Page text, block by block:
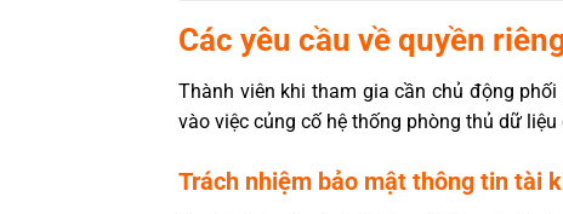
Các yêu cầu về quyền
Thành viên khi tham gia cần chủ động
vào việc củng cố hệ thống phòng thủ dữ
Trách nhiệm bảo mật thông tin tài